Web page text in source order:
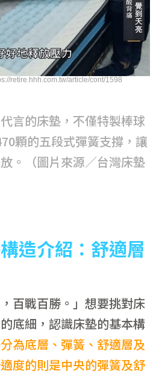
retire.hhh.com.tw/article/cont/1598
言的床墊，不僅特製棒球
顆的五段式彈簧支撐，讓
。（圖片來源／台灣床墊
造介紹：舒適層
百戰百勝。」想要挑對床
底細，認識床墊的基本構
為底層、彈簧、舒適層及
度的則是中央的彈簧及舒